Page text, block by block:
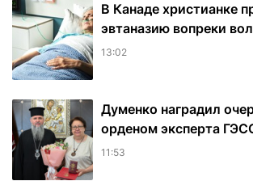
В Канаде христианке
эвтаназию вопреки
13:02
Думенко наградил
орденом эксперта
11:53